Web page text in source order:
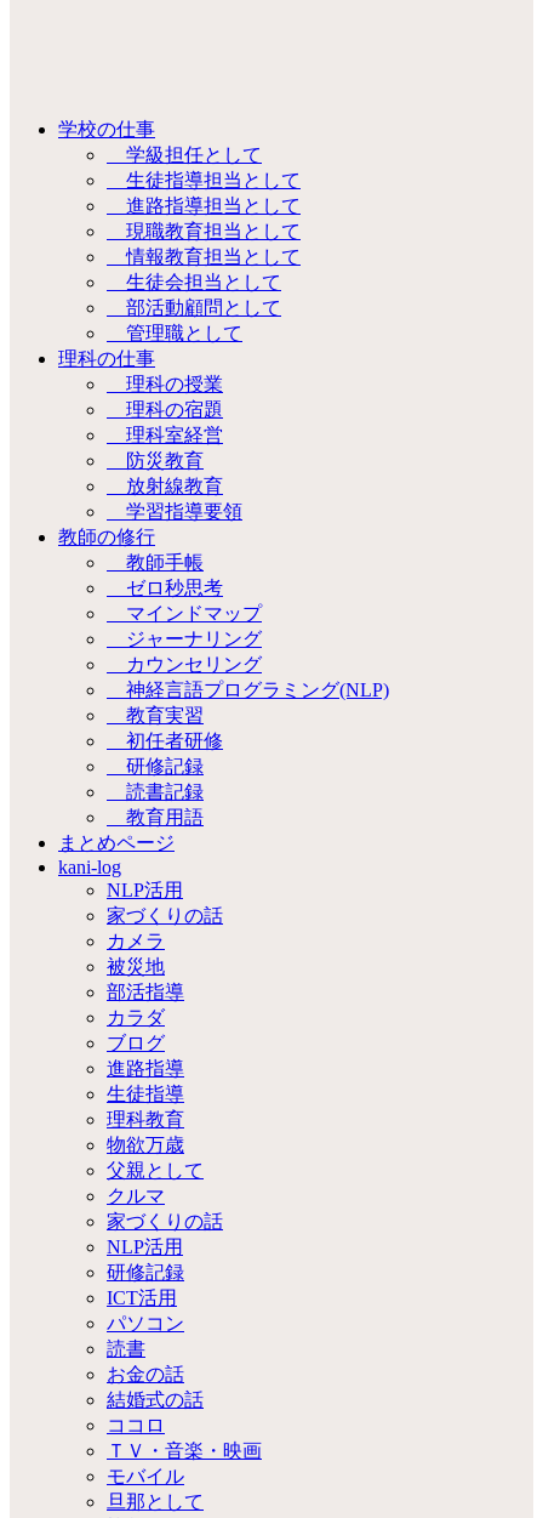
学校の仕事
学級担任として
生徒指導担当として
進路指導担当として
現職教育担当として
情報教育担当として
生徒会担当として
部活動顧問として
管理職として
理科の仕事
理科の授業
理科の宿題
理科室経営
防災教育
放射線教育
学習指導要領
教師の修行
教師手帳
ゼロ秒思考
マインドマップ
ジャーナリング
カウンセリング
神経言語プログラミング(NLP)
教育実習
初任者研修
研修記録
読書記録
教育用語
まとめページ
kani-log
NLP活用
家づくりの話
カメラ
被災地
部活指導
カラダ
ブログ
進路指導
生徒指導
理科教育
物欲万歳
父親として
クルマ
家づくりの話
NLP活用
研修記録
ICT活用
パソコン
読書
お金の話
結婚式の話
ココロ
ＴＶ・音楽・映画
モバイル
旦那として